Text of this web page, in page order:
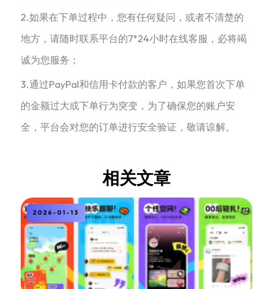
2.如果在下单过程中，您有任何疑问，或者不清楚的
地方，请随时联系平台的7*24小时在线客服，必将竭
诚为您服务；
3.通过PayPal和信用卡付款的客户，如果您首次下单
的金额过大或下单行为突变，为了确保您的账户安
全，平台会对您的订单进行安全验证，敬请谅解。
相关文章
2026-01-13